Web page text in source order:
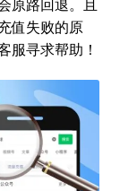
值失败的原
服寻求帮助！